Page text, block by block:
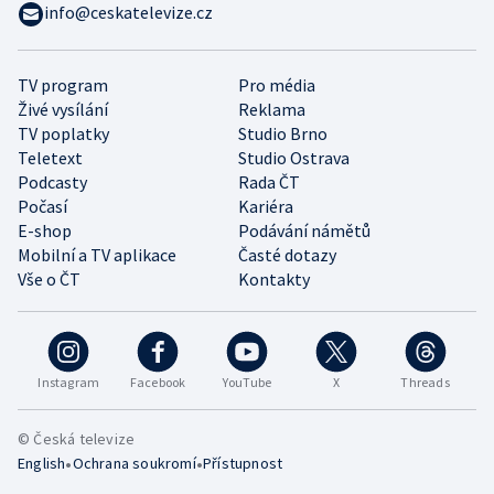
Instagram Facebook YouTube X Threads
TV program
Pro média
Živé vysílání
Reklama
TV poplatky
Studio Brno
Teletext
Studio Ostrava
Podcasty
Rada ČT
Počasí
Kariéra
E-shop
Podávání námětů
Mobilní a TV aplikace
Časté dotazy
Vše o ČT
Kontakty
info@ceskatelevize.cz
© Česká televize
English•Ochrana soukromí•Přístupnost